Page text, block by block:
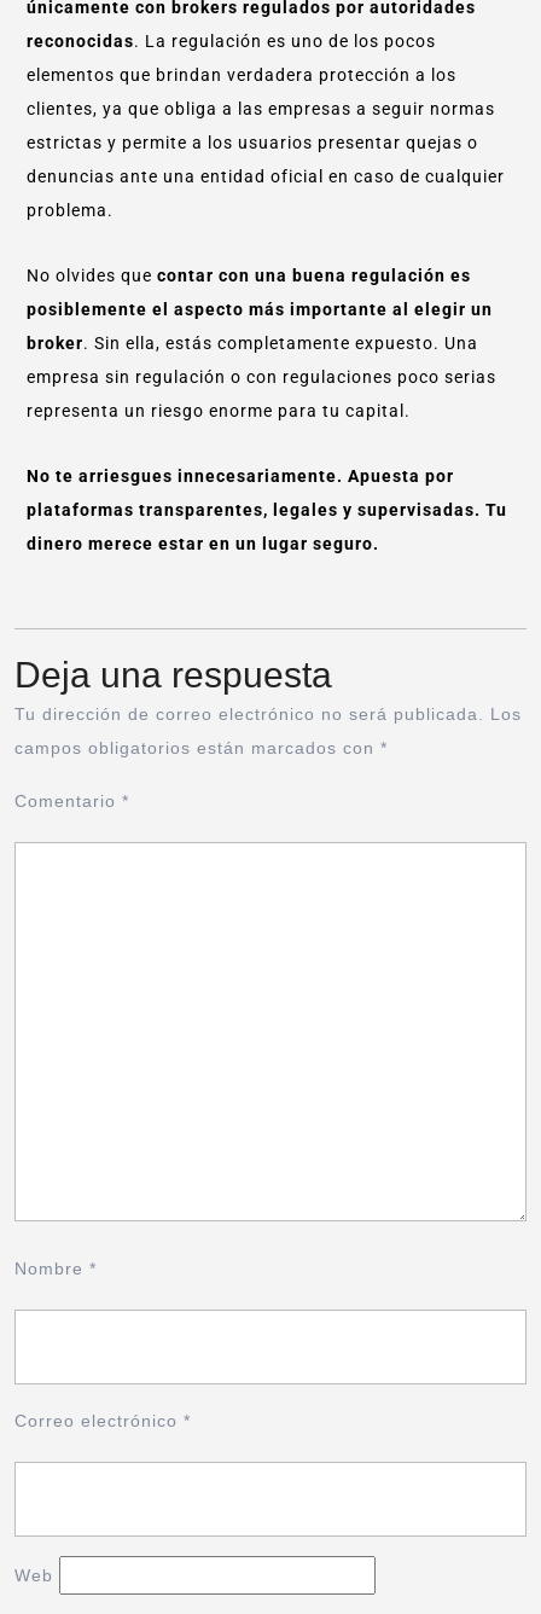
únicamente con brokers regulados por autoridades
reconocidas. La regulación es uno de los pocos
elementos que brindan verdadera protección a los
clientes, ya que obliga a las empresas a seguir normas
estrictas y permite a los usuarios presentar quejas o
denuncias ante una entidad oficial en caso de cualquier
problema.
No olvides que contar con una buena regulación es
posiblemente el aspecto más importante al elegir un
broker. Sin ella, estás completamente expuesto. Una
empresa sin regulación o con regulaciones poco serias
representa un riesgo enorme para tu capital.
No te arriesgues innecesariamente. Apuesta por
plataformas transparentes, legales y supervisadas. Tu
dinero merece estar en un lugar seguro.
Deja una respuesta
Tu dirección de correo electrónico no será publicada.
Los
campos obligatorios están marcados con *
Comentario *
Nombre *
Correo electrónico *
Web